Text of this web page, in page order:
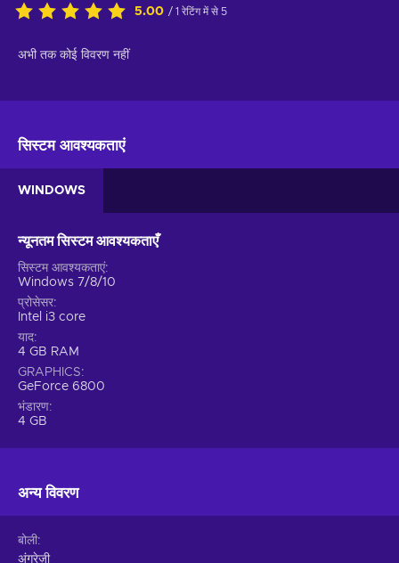
5.00 / 1 रेटिंग में से 5
अभी तक कोई विवरण नहीं
सिस्टम आवश्यकताएं
WINDOWS
न्यूनतम सिस्टम आवश्यकताएँ
सिस्टम आवश्यकताएं
Windows 7/8/10
प्रोसेसर
Intel i3 core
याद
4 GB RAM
GRAPHICS
GeForce 6800
भंडारण
4 GB
अन्य विवरण
बोली
अंग्रेज़ी